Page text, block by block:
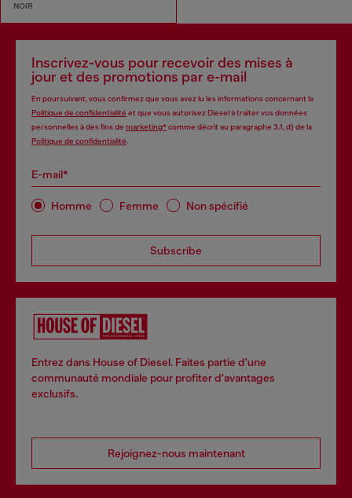
NOIR
Inscrivez-vous pour recevoir des mises à
jour et des promotions par e-mail
En poursuivant, vous confirmez que vous avez lu les informations concernant la
Politique de confidentialité et que vous autorisez Diesel à traiter vos données
personnelles à des fins de marketing*comme décrit au paragraphe 3.1, d) de la
Politique de confidentialité.
E-mail*
Homme Femme Non spécifié
Subscribe
Entrez dans House of Diesel. Faites partie d'une
communauté mondiale pour profiter d'avantages
exclusifs.
Rejoignez-nous maintenant